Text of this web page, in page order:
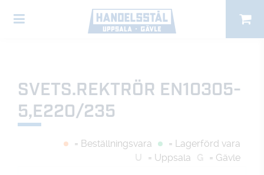
SVETS.REKTRÖR EN10305-
5,E220/235
= Beställningsvara
= Lagerförd vara
U
= Uppsala G = Gävle